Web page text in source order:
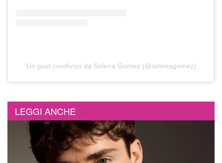
Un post condiviso da Selena Gomez (@selenagomez)
LEGGI ANCHE